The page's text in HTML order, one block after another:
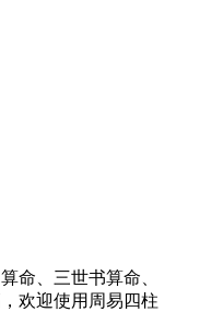
命、三世书算命、
欢迎使用周易四柱